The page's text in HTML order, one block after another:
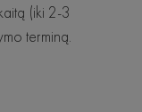
(iki 2-3
terminą.